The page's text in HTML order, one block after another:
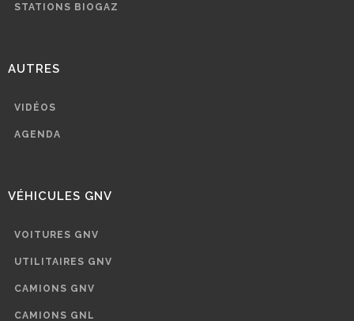
STATIONS BIOGAZ
AUTRES
VIDÉOS
AGENDA
VÉHICULES GNV
VOITURES GNV
UTILITAIRES GNV
CAMIONS GNV
CAMIONS GNL